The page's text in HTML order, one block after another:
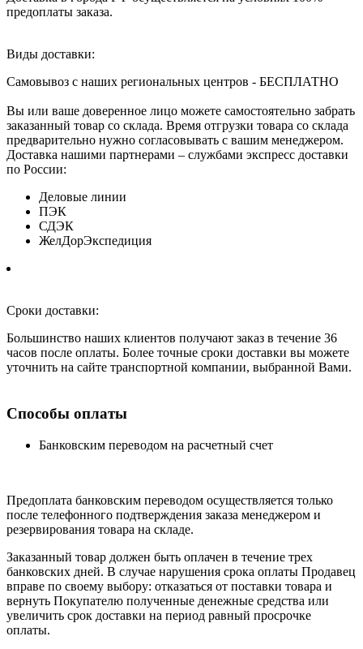
предоплаты заказа.
Виды доставки:
Самовывоз с наших региональных центров - БЕСПЛАТНО
Вы или ваше доверенное лицо можете самостоятельно забрать
заказанный товар со склада. Время отгрузки товара со склада
предварительно нужно согласовывать с вашим менеджером.
Доставка нашими партнерами – службами экспресс доставки
по России:
Деловые линии
ПЭК
СДЭК
ЖелДорЭкспедиция
Сроки доставки:
Большинство наших клиентов получают заказ в течение 36
часов после оплаты. Более точные сроки доставки вы можете
уточнить на сайте транспортной компании, выбранной Вами.
Способы оплаты
Банковским переводом на расчетный счет
Предоплата банковским переводом осуществляется только
после телефонного подтверждения заказа менеджером и
резервирования товара на складе.
Заказанный товар должен быть оплачен в течение трех
банковских дней. В случае нарушения срока оплаты Продавец
вправе по своему выбору: отказаться от поставки товара и
вернуть Покупателю полученные денежные средства или
увеличить срок доставки на период равный просрочке
оплаты.